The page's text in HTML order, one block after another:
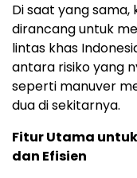
Di saat yang
dirancang untuk
lintas khas
antara risiko yang
seperti manuver
dua di sekitarnya.
Fitur Utama
dan Efisien